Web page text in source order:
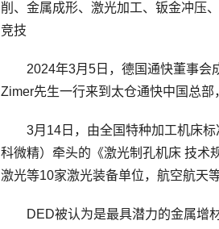
削、金属成形、激光加工、钣金冲压
竞技
2024年3月5日，德国通快董事会成
Zimer先生一行来到太仓通快中国总
3月14日，由全国特种加工机床标
科微精）牵头的《激光制孔机床 技术
激光等10家激光装备单位，航空航天
DED被认为是最具潜力的金属增材